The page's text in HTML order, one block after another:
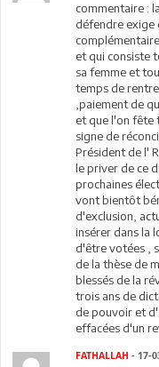
commentaire :
défendre exige
et qui consiste
sa femme et
temps de
,paiement de
et que l'on fête
signe de
Président de l'
le priver de ce
prochaines
vont bientôt
d'exclusion,
insérer dans la
d'être votées ,
de la thèse de
blessés de la
trois ans de
de pouvoir et
effacées d'un
FATHALLAH - 17-